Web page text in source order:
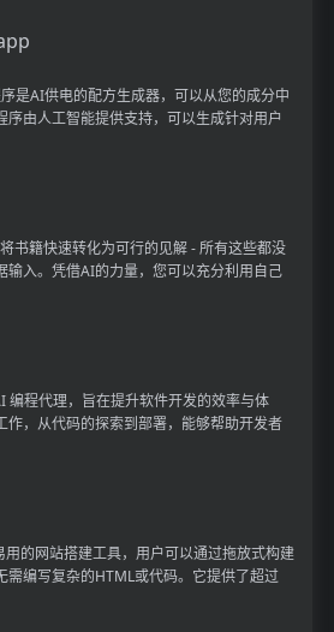
序是AI供电的配方生成器，可以从您的成分中
序由人工智能提供支持，可以生成针对用户
书籍快速转化为可行的见解 - 所有这些都没
输入。凭借AI的力量，您可以充分利用自己
编程代理，旨在提升软件开发的效率与体
作，从代码的探索到部署，能够帮助开发者
的网站搭建工具，用户可以通过拖放式构建
需编写复杂的HTML或代码。它提供了超过